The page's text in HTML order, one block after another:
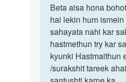
to
Muje
sex
bahut
pasand
h
by
Beta
aisa
hona
bohot
hi…
Beta aisa hona
hai lekin hum
sahayata nahi kar
hastmethun try kar
kyunki Hastmaithun
/surakshit tareek